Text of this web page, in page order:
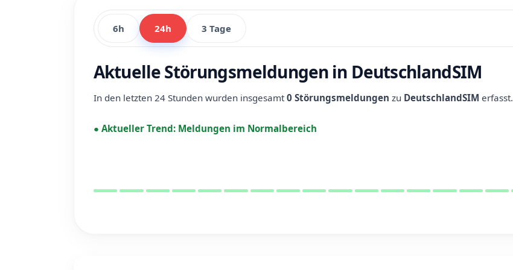
6h 24h 3 Tage
Aktuelle Störungsmeldungen in DeutschlandSIM
In den letzten 24 Stunden wurden insgesamt0 Störungsmeldungen zu DeutschlandSIM erfasst.
● Aktueller Trend: Meldungen im Normalbereich